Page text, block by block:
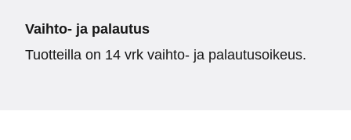
Vaihto- ja palautus
Tuotteilla on 14 vrk vaihto- ja palautusoikeus.